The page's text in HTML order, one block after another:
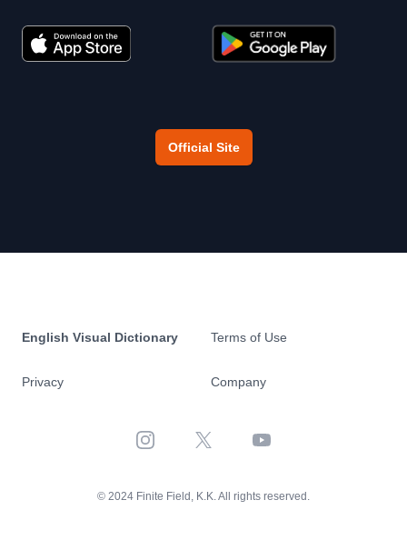
Official Site
English Visual Dictionary
Privacy
Terms of Use
Company
Instagram X YouTube
© 2024 Finite Field, K.K. All rights reserved.